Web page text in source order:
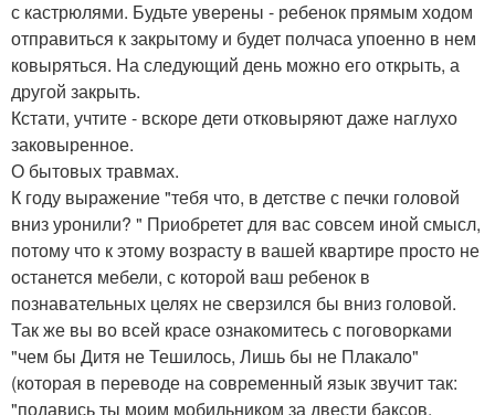
с кастрюлями. Будьте уверены - ребенок прямым ходом
отправиться к закрытому и будет полчаса упоенно в нем
ковыряться. На следующий день можно его открыть, а
другой закрыть.
Кстати, учтите - вскоре дети отковыряют даже наглухо
заковыренное.
О бытовых травмах.
К году выражение "тебя что, в детстве с печки головой
вниз уронили? " Приобретет для вас совсем иной смысл,
потому что к этому возрасту в вашей квартире просто не
останется мебели, с которой ваш ребенок в
познавательных целях не сверзился бы вниз головой.
Так же вы во всей красе ознакомитесь с поговорками
"чем бы Дитя не Тешилось, Лишь бы не Плакало"
(которая в переводе на современный язык звучит так:
"подавись ты моим мобильником за двести баксов,